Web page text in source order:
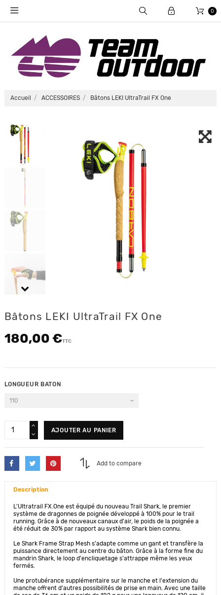
0
Accueil ACCESSOIRES Bâtons LEKI UltraTrail FX One
Bâtons LEKI UltraTrail FX One
180,00 €TTC
LONGUEUR BATON
AJOUTER AU PANIER
Add to compare
Description
L'Ultratrail FX.One est équipé du nouveau Trail Shark, le premier
système de dragonnes de poignée développé à 100% pour le trail
running. Grâce à de nouveaux canaux d'air, le poids de la poignée a
été réduit de 30% par rapport au système Shark bien connu.
Le Shark Frame Strap Mesh s'adapte comme un gant et transfère la
puissance directement au centre du bâton. Grâce à la forme fine du
mandrin Shark, le loop d'encliquetage s'attrappe même les yeux
fermés.
Une protubérance supplémentaire sur le manche et l'extension du
manche offrent d'autres possibilités de prise en main. Avec une taille